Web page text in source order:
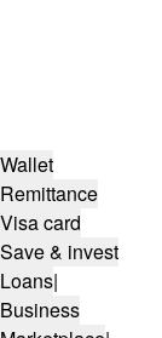
Wallet
Remittance
Visa card
Save & invest
Loans|
Business